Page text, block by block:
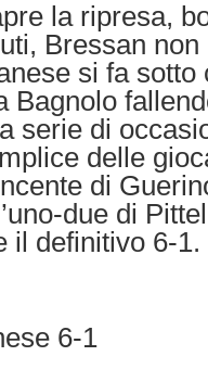
la ripresa,
Bressan
si fa
Bagnolo
serie di
delle
di
due di
il definitivo 6-1.
6-1